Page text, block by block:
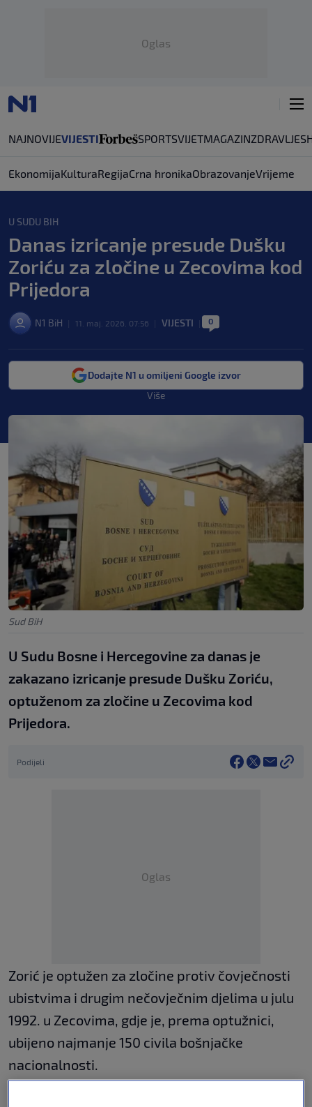
Oglas
NAJNOVIJEVIJESTI SPORTSVIJETMAGAZINZDRAVLJE
EkonomijaKulturaRegijaCrna hronikaObrazovanjeVrijeme
U SUDU BIH
Danas izricanje presude Dušku
Zoriću za zločine u Zecovima kod
Prijedora
N1 BiH 11. maj. 2026. 07:56 VIJESTI 0
Dodajte N1 u omiljeni Google izvor
Više
Sud BiH
U Sudu Bosne i Hercegovine za danas je
zakazano izricanje presude Dušku Zoriću,
optuženom za zločine u Zecovima kod
Prijedora.
Podijeli
Oglas
Zorić je optužen za zločine protiv čovječnosti
ubistvima i drugim nečovječnim djelima u julu
1992. u Zecovima, gdje je, prema optužnici,
ubijeno najmanje 150 civila bošnjačke
nacionalnosti.